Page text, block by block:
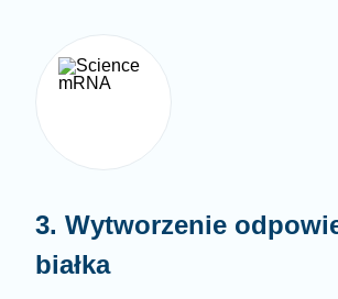
białka
Po otrzymaniu szczepionki